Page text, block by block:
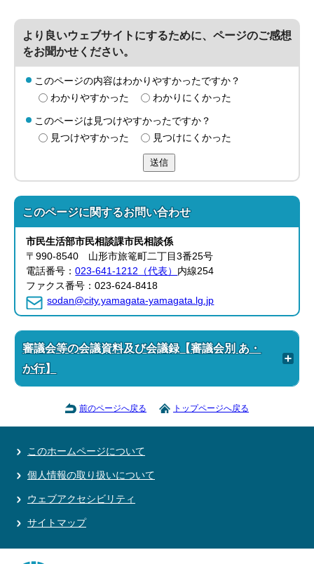
より良いウェブサイトにするために、ページのご感想
をお聞かせください。
このページの内容はわかりやすかったですか？
わかりやすかった
わかりにくかった
このページは見つけやすかったですか？
見つけやすかった
見つけにくかった
送信
このページに関するお問い合わせ
市民生活部市民相談課市民相談係
〒990-8540 山形市旅篭町二丁目3番25号
電話番号：023-641-1212（代表） 内線254
ファクス番号：023-624-8418
sodan@city.yamagata-yamagata.lg.jp
審議会等の会議資料及び会議録【審議会別 あ・
か行】
前のページへ戻る トップページへ戻る
このホームページについて
個人情報の取り扱いについて
ウェブアクセシビリティ
サイトマップ